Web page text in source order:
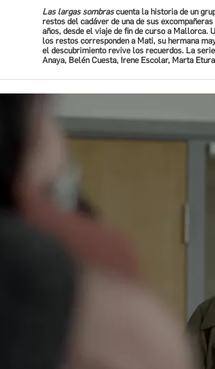
Las largas sombrascuenta la historia de un
restos del cadáver de una de sus
años, desde el viaje de fin de curso a Mallorca.
los restos corresponden a Mati, su hermana
el descubrimiento revive los recuerdos. La
Anaya, Belén Cuesta, Irene Escolar, Marta